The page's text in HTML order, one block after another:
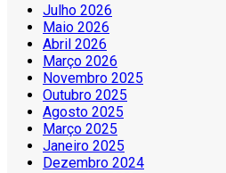
Julho 2026
Maio 2026
Abril 2026
Março 2026
Novembro 2025
Outubro 2025
Agosto 2025
Março 2025
Janeiro 2025
Dezembro 2024